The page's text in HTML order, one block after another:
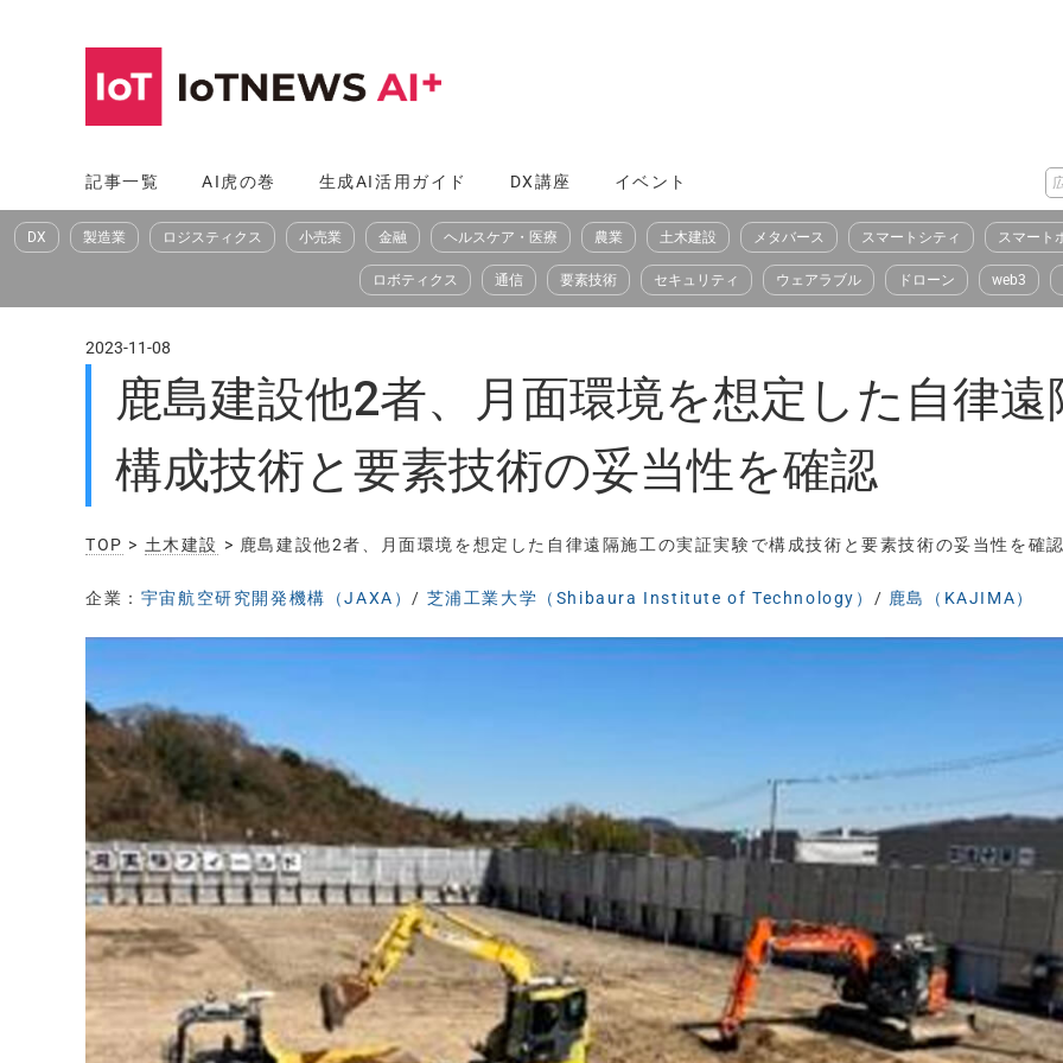
へ
ス
記事一覧 AI虎の巻 生成AI活用ガイド DX講座 イベント
DX 製造業 ロジスティクス 小売業 金融 ヘルスケア・医療 農業 土木建設 メタバース スマートシティ スマート
ロボティクス 通信 要素技術 セキュリティ ウェアラブル ドローン web3
2023-11-08
鹿島建設他2者、月面環境を想定した自律
構成技術と要素技術の妥当性を確認
TOP > 土木建設 > 鹿島建設他2者、月面環境を想定した自律遠隔施工の実証実験で構成技術と要素技術の妥当性を確
企業： 宇宙航空研究開発機構（JAXA） / 芝浦工業大学（Shibaura Institute of Technology） / 鹿島（KAJIMA）